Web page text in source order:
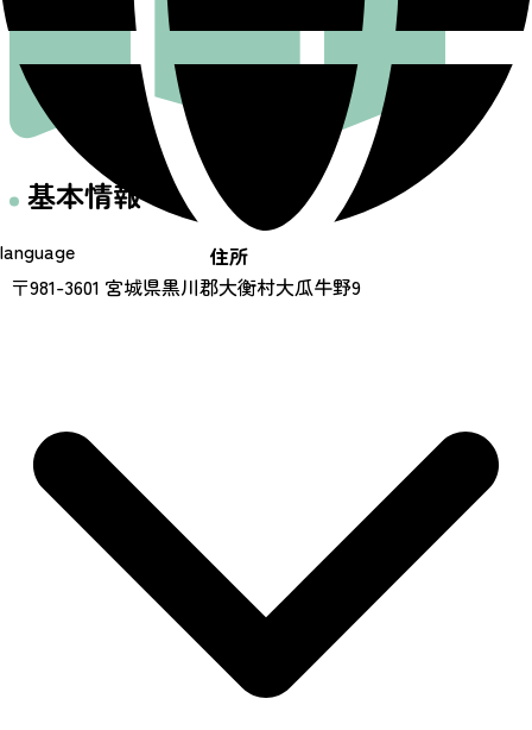
language
基本情報
住所
〒981-3601 宮城県黒川郡大衡村大瓜牛野9